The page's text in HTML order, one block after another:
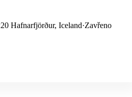
Hafnarfjörður, Iceland·Zavřeno